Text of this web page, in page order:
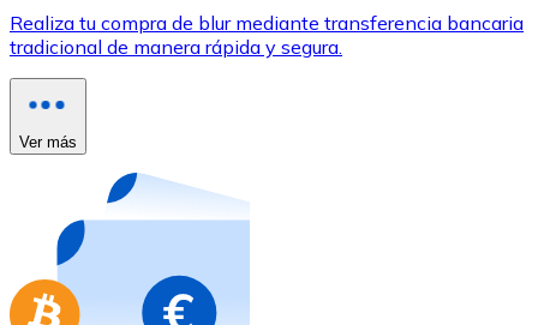
Utiliza tarjetas Visa y Mastercard para comprar
Comprar con tarjeta
Compra tarjetas regalo de tus marcas favoritas con
Ir a la tienda de tarjetas regalo
Realiza tu compra de blur mediante transferencia bancaria
tradicional de manera rápida y segura.
Ver más